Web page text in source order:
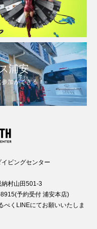
浦安
加ができる！
ビングセンター
村山田501-3
予約受付 浦安本店)
べくLINEにてお願いいたしま